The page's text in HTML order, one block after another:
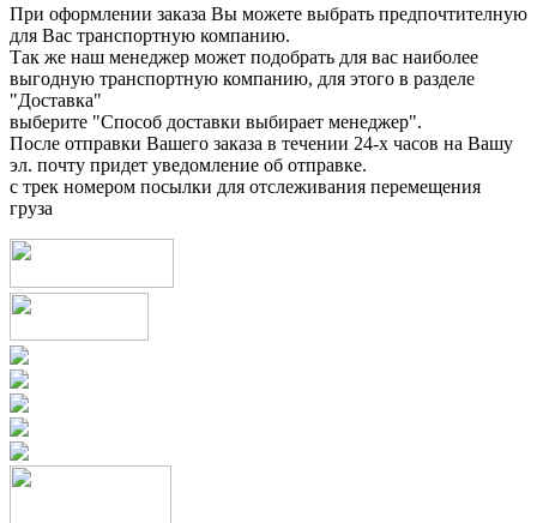
При оформлении заказа Вы можете выбрать предпочтителную
для Вас транспортную компанию.
Так же наш менеджер может подобрать для вас наиболее
выгодную транспортную компанию, для этого в разделе
"Доставка"
выберите "Способ доставки выбирает менеджер".
После отправки Вашего заказа в течении 24-х часов на Вашу
эл. почту придет уведомление об отправке.
с трек номером посылки для отслеживания перемещения
груза